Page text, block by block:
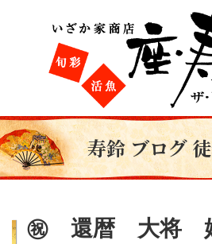
寿鈴 ブログ
㊗ 還暦 大将